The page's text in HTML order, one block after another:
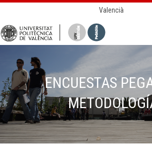
Valencià
ENCUESTAS